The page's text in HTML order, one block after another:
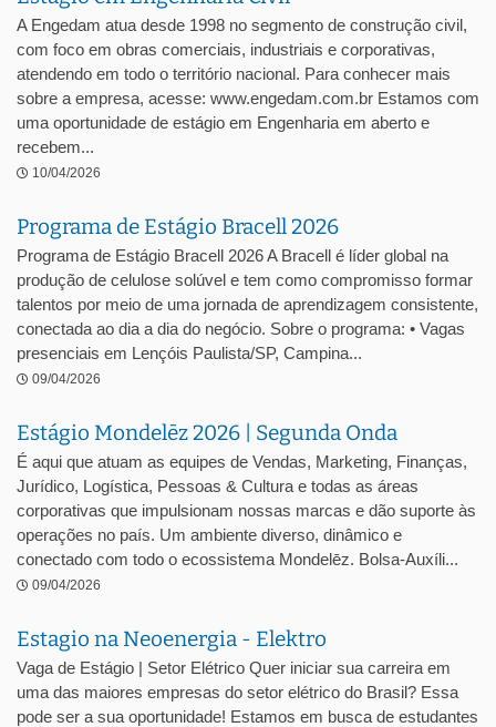
A Engedam atua desde 1998 no segmento de construção civil,
com foco em obras comerciais, industriais e corporativas,
atendendo em todo o território nacional. Para conhecer mais
sobre a empresa, acesse: www.engedam.com.br Estamos com
uma oportunidade de estágio em Engenharia em aberto e
recebem...
10/04/2026
Programa de Estágio Bracell 2026
Programa de Estágio Bracell 2026 A Bracell é líder global na
produção de celulose solúvel e tem como compromisso formar
talentos por meio de uma jornada de aprendizagem consistente,
conectada ao dia a dia do negócio. Sobre o programa: • Vagas
presenciais em Lençóis Paulista/SP, Campina...
09/04/2026
Estágio Mondelēz 2026 | Segunda Onda
É aqui que atuam as equipes de Vendas, Marketing, Finanças,
Jurídico, Logística, Pessoas & Cultura e todas as áreas
corporativas que impulsionam nossas marcas e dão suporte às
operações no país. Um ambiente diverso, dinâmico e
conectado com todo o ecossistema Mondelēz. Bolsa-Auxíli...
09/04/2026
Estagio na Neoenergia - Elektro
Vaga de Estágio | Setor Elétrico Quer iniciar sua carreira em
uma das maiores empresas do setor elétrico do Brasil? Essa
pode ser a sua oportunidade! Estamos em busca de estudantes